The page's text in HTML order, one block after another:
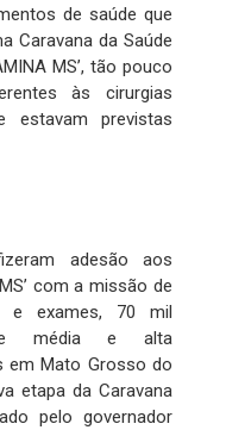
de saúde que
Caravana da Saúde
MS’, tão pouco
às cirurgias
estavam previstas
adesão aos
com a missão de
e exames, 70 mil
de média e alta
em Mato Grosso do
etapa da Caravana
pelo governador